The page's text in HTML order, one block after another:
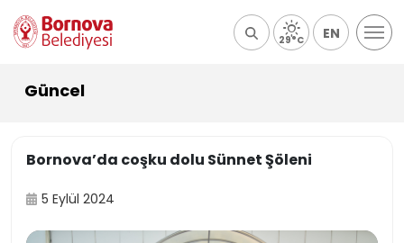
29°C EN
Güncel
Bornova’da coşku dolu Sünnet Şöleni
5 Eylül 2024